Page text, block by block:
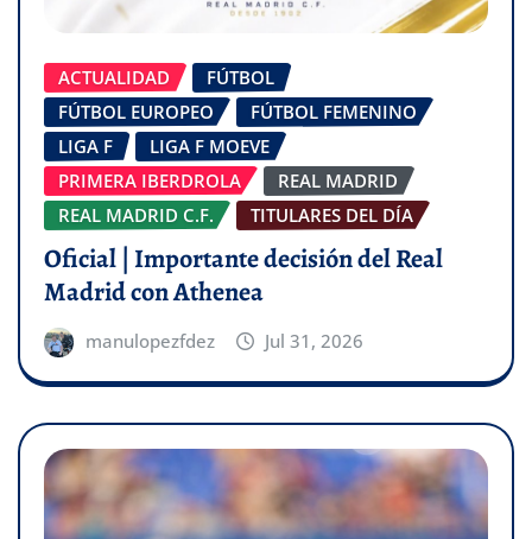
ACTUALIDAD
FÚTBOL
FÚTBOL EUROPEO
FÚTBOL FEMENINO
LIGA F
LIGA F MOEVE
PRIMERA IBERDROLA
REAL MADRID
REAL MADRID C.F.
TITULARES DEL DÍA
Oficial | Importante decisión del Real
Madrid con Athenea
manulopezfdez Jul 31, 2026